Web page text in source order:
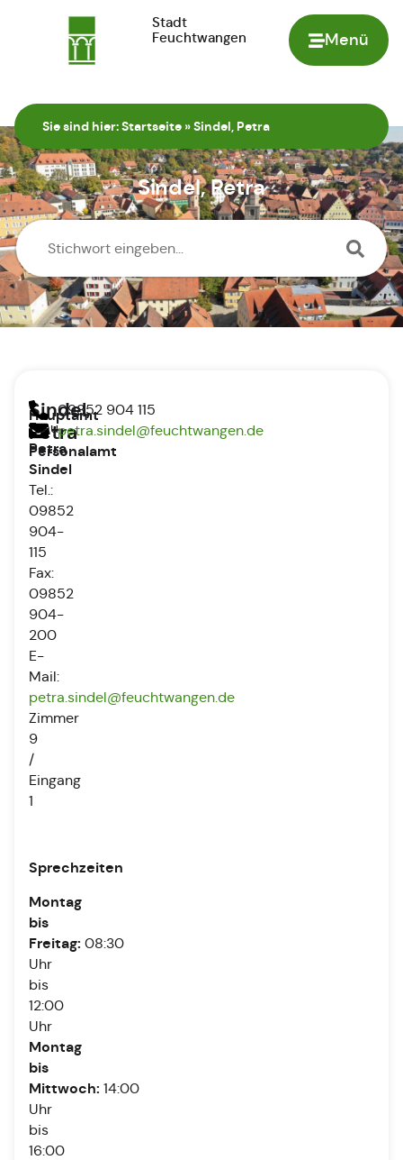
Menü
Stadt
Feuchtwangen
Sie sind hier:Startseite »Sindel, Petra
Sindel, Petra
Sindel,
Petra
Hauptamt
-
Personalamt
Frau
Petra
Sindel
Tel.:
09852
904-
115
Fax:
09852
904-
200
E-
Mail:
petra.sindel@feuchtwangen.de
Zimmer
9
/
Eingang
1
Sprechzeiten
Montag
bis
Freitag: 08:30
Uhr
bis
12:00
Uhr
Montag
bis
Mittwoch: 14:00
Uhr
bis
16:00
09852 904 115
petra.sindel@feuchtwangen.de